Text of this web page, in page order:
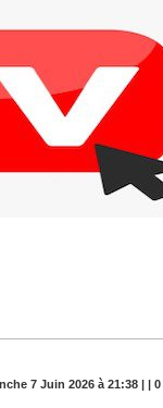
7 Juin 2026 à 21:38 | | 0